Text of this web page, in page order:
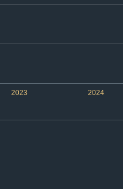
2023 2024